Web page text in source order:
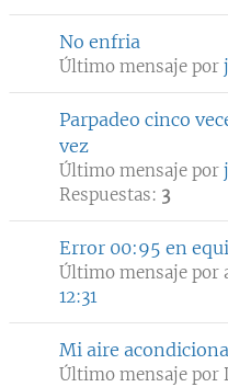
No enfria
Último mensaje por
Parpadeo cinco
vez
Último mensaje por
Respuestas: 3
Error 00:95 en
Último mensaje por
12:31
Mi aire
Último mensaje por